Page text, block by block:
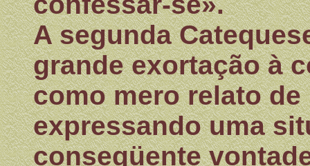
A segunda
grande exortação à
como mero relato
expressando uma
conseqüente